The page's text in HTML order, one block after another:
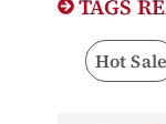
TAGS
Hot Sale